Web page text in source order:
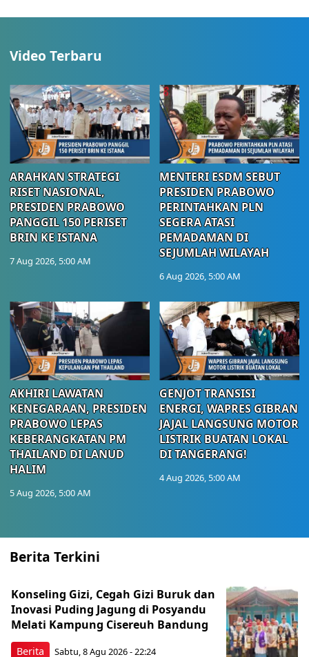
Video Terbaru
ARAHKAN STRATEGI
RISET NASIONAL,
PRESIDEN PRABOWO
PANGGIL 150 PERISET
BRIN KE ISTANA
7 Aug 2026, 5:00 AM
MENTERI ESDM SEBUT
PRESIDEN PRABOWO
PERINTAHKAN PLN
SEGERA ATASI
PEMADAMAN DI
SEJUMLAH WILAYAH
6 Aug 2026, 5:00 AM
AKHIRI LAWATAN
KENEGARAAN, PRESIDEN
PRABOWO LEPAS
KEBERANGKATAN PM
THAILAND DI LANUD
HALIM
5 Aug 2026, 5:00 AM
GENJOT TRANSISI
ENERGI, WAPRES GIBRAN
JAJAL LANGSUNG MOTOR
LISTRIK BUATAN LOKAL
DI TANGERANG!
4 Aug 2026, 5:00 AM
Berita Terkini
Berita
Konseling Gizi, Cegah Gizi Buruk dan
Inovasi Puding Jagung di Posyandu
Melati Kampung Cisereuh Bandung
Sabtu, 8 Agu 2026 - 22:24